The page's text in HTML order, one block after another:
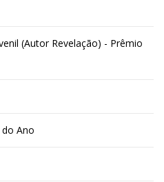
(Autor Revelação) - Prêmio
Ano